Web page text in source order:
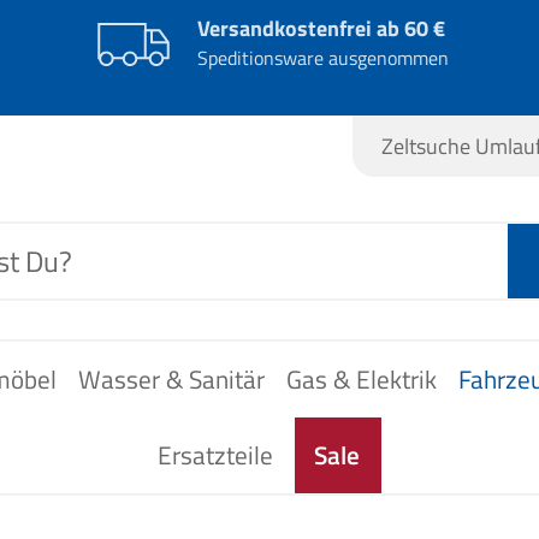
Versandkostenfrei ab 60 €
Speditionsware ausgenommen
Zeltsuche
Wasser & Sanitär Gas & Elektrik
Ersatzteile
Sale